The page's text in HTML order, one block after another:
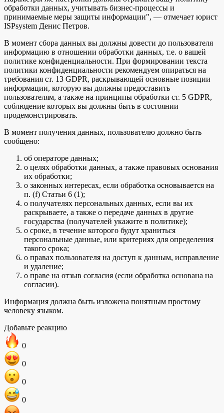
обработки данных, учитывать бизнес-процессы и
принимаемые меры защиты информации", — отмечает юрист
ISPsystem Денис Петров.
В момент сбора данных вы должны довести до пользователя
информацию в отношении обработки данных, т.е. о вашей
политике конфиденциальности. При формировании текста
политики конфиденциальности рекомендуем опираться на
требования ст. 13 GDPR, раскрывающей основные позиции
информации, которую вы должны предоставить
пользователям, а также на принципы обработки ст. 5 GDPR,
соблюдение которых вы должны быть в состоянии
продемонстрировать.
В момент получения данных, пользователю должно быть
сообщено:
об операторе данных;
о целях обработки данных, а также правовых основания
их обработки;
о законных интересах, если обработка основывается на
п. (f) Статьи 6 (1);
о получателях персональных данных, если вы их
раскрываете, а также о передаче данных в другие
государства (получателей укажите в политике);
о сроке, в течение которого будут храниться
персональные данные, или критериях для определения
такого срока;
о правах пользователя на доступ к данным, исправление
и удаление;
о праве на отзыв согласия (если обработка основана на
согласии).
Информация должна быть изложена понятным простому
человеку языком.
Добавьте реакцию
0
0
0
0